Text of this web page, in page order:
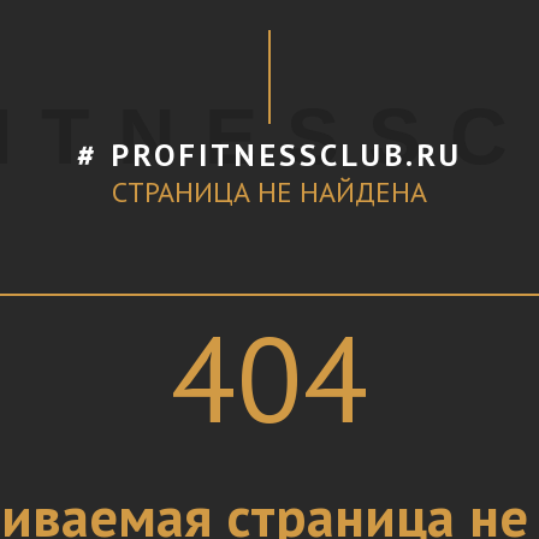
404
страница
N E S S C
СТРАНИЦА НЕ НАЙДЕНА
# PROFITNESSCLUB.RU